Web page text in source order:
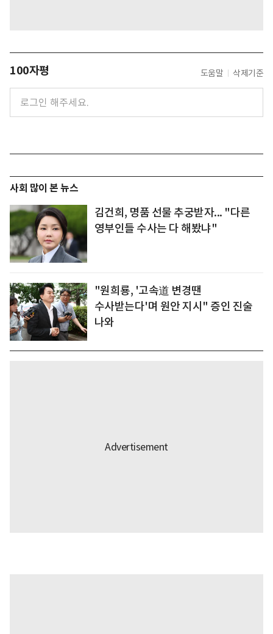
100자평 도움말 삭제기준
사회 많이 본 뉴스
김건희, 명품 선물 추궁받자... "다른
영부인들 수사는 다 해봤냐"
"원희룡, '고속道 변경땐
수사받는다'며 원안 지시" 증인 진술
나와